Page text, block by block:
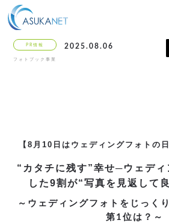
PR情報 2025.08.06
フォトブック事業
【8月10日はウェディングフォトの
“カタチに残す”幸せ─ウェデ
した9割が“写真を見返して
～ウェディングフォトをじっく
第1位は？～